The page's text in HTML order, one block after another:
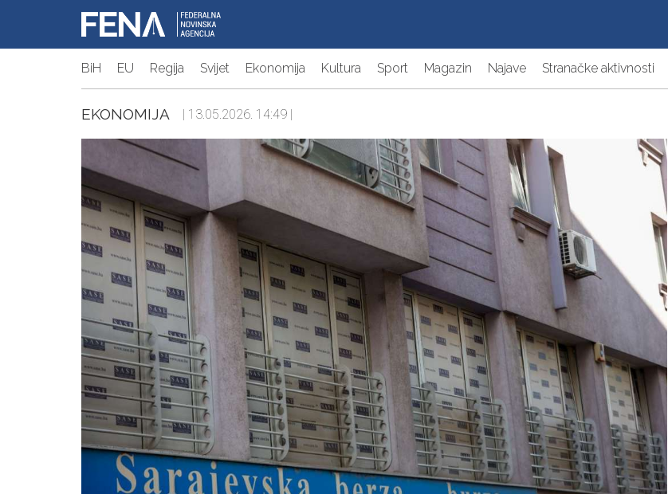
BiH EU Regija Svijet Ekonomija Kultura Sport Magazin Najave Stranačke aktivnosti
EKONOMIJA | 13.05.2026. 14:49 |